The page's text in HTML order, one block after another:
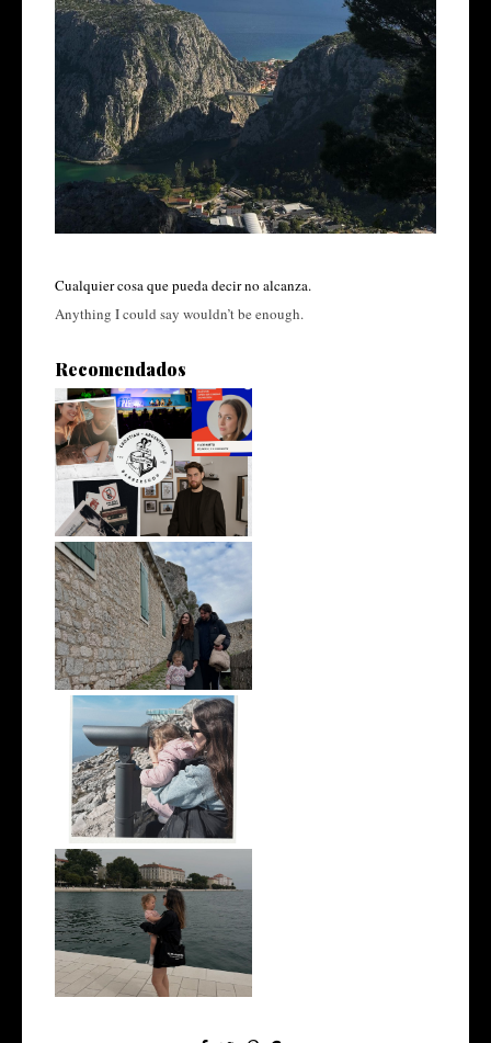
Cualquier cosa que pueda decir no alcanza.
Anything I could say wouldn’t be enough.
Recomendados
Trabajar y emprender en
Croacia
Un día en Knin / A day in Knin
Domingo en Biokovo /
Sunday in Biok...
Zadar en un día